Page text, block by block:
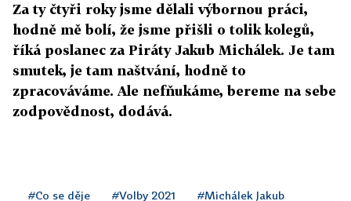
Za ty čtyři roky jsme dělali výbornou práci,
hodně mě bolí, že jsme přišli o tolik kolegů,
říká poslanec za Piráty Jakub Michálek. Je tam
smutek, je tam naštvání, hodně to
zpracováváme. Ale nefňukáme, bereme na sebe
zodpovědnost, dodává.
#Co se děje #Volby 2021 #Michálek Jakub